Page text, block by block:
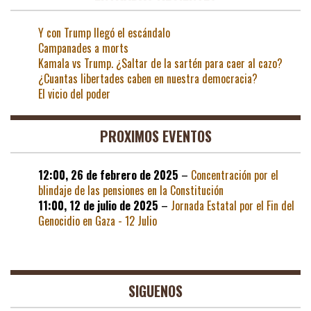
Y con Trump llegó el escándalo
Campanades a morts
Kamala vs Trump. ¿Saltar de la sartén para caer al cazo?
¿Cuantas libertades caben en nuestra democracia?
El vicio del poder
PROXIMOS EVENTOS
12:00, 26 de febrero de 2025 – Concentración por el
blindaje de las pensiones en la Constitución
11:00, 12 de julio de 2025 – Jornada Estatal por el Fin del
Genocidio en Gaza - 12 Julio
SIGUENOS